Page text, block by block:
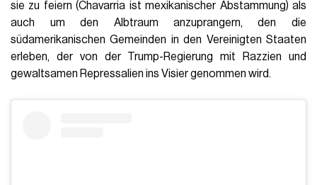
sie zu feiern (Chavarria ist mexikanischer Abstammung) als
auch um den Albtraum anzuprangern, den die
südamerikanischen Gemeinden in den Vereinigten Staaten
erleben, der von der Trump-Regierung mit Razzien und
gewaltsamen Repressalien ins Visier genommen wird.